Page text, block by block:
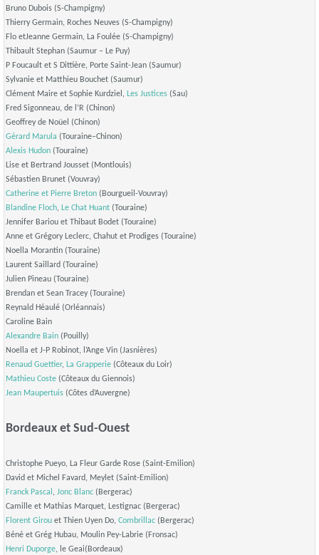
Bruno Dubois (S-Champigny)
Thierry Germain, Roches Neuves (S-Champigny)
Flo etJeanne Germain, La Foulée (S-Champigny)
Thibault Stephan (Saumur – Le Puy)
P Foucault et S Dittière, Porte Saint-Jean (Saumur)
Sylvanie et Matthieu Bouchet (Saumur)
Clément Maire et Sophie Kurdziel, Les Justices (Sau)
Fred Sigonneau, de l’R (Chinon)
Geoffrey de Noüel (Chinon)
Gérard Marula (Touraine–Chinon)
Alexis Hudon (Touraine)
Lise et Bertrand Jousset (Montlouis)
Sébastien Brunet (Vouvray)
Catherine et Pierre Breton (Bourgueil-Vouvray)
Blandine Floch, Le Chat Huant (Touraine)
Jennifer Bariou et Thibaut Bodet (Touraine)
Anne et Grégory Leclerc, Chahut et Prodiges (Touraine)
Noella Morantin (Touraine)
Laurent Saillard (Touraine)
Julien Pineau (Touraine)
Brendan et Sean Tracey (Touraine)
Reynald Héaulé (Orléannais)
Caroline Bain
Alexandre Bain (Pouilly)
Noella et J-P Robinot, l’Ange Vin (Jasnières)
Renaud Guettier, La Grapperie (Côteaux du Loir)
Mathieu Coste (Côteaux du Giennois)
Jean Maupertuis (Côtes d’Auvergne)
Bordeaux et Sud-Ouest
Christophe Pueyo, La Fleur Garde Rose (Saint-Emilion)
David et Michel Favard, Meylet (Saint-Emilion)
Franck Pascal , Jonc Blanc (Bergerac)
Camille et Mathias Marquet, Lestignac (Bergerac)
Florent Girou et Thien Uyen Do, Combrillac (Bergerac)
Béné et Grég Hubau, Moulin Pey-Labrie (Fronsac)
Henri Duporge, le Geai(Bordeaux)